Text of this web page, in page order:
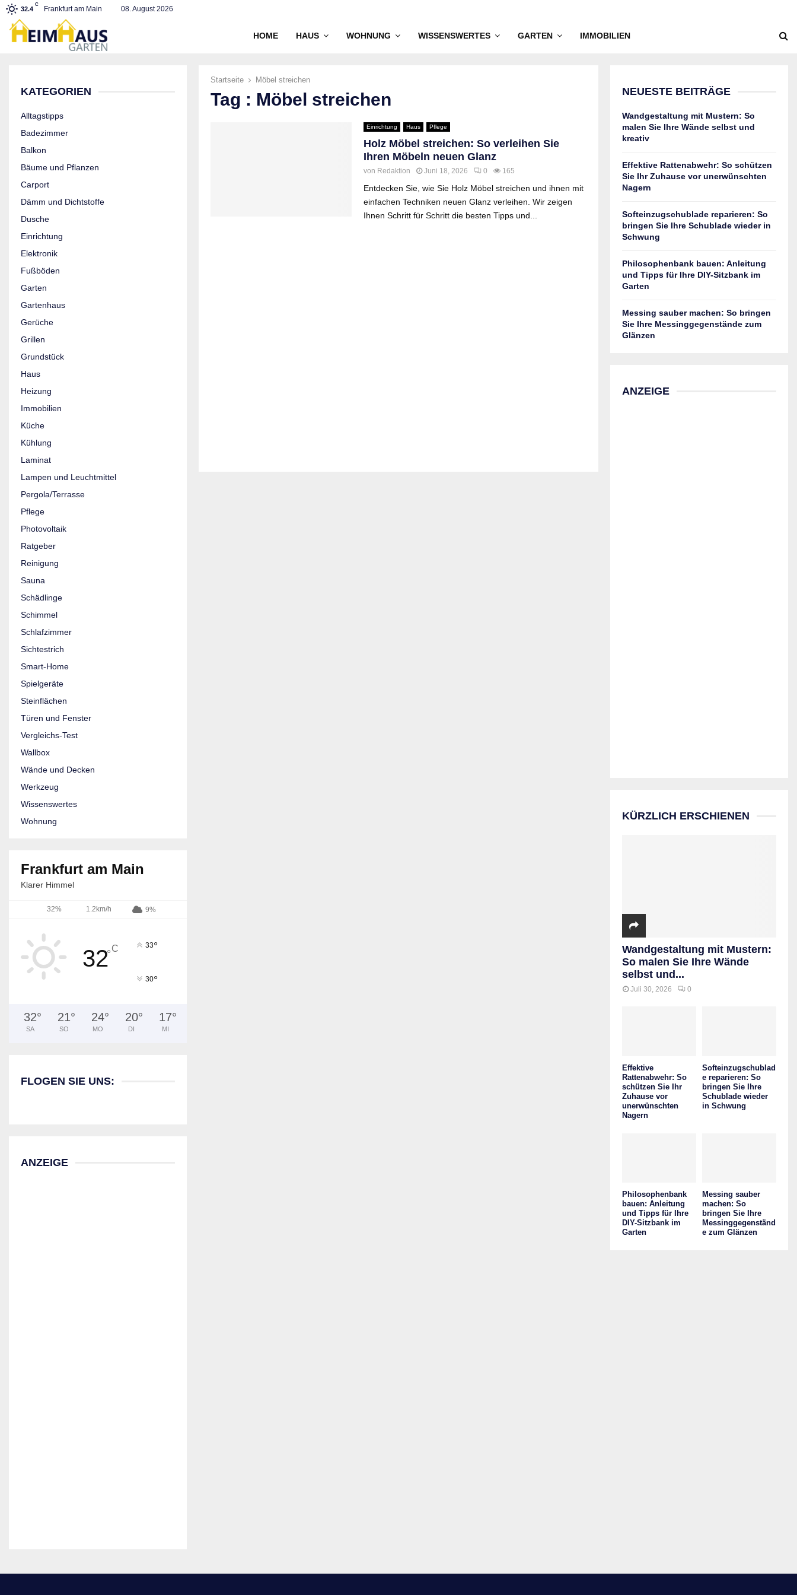
32.4
C
Frankfurt am Main 08. August 2026
HOME HAUS WOHNUNG WISSENSWERTES GARTEN IMMOBILIEN
Startseite Möbel streichen
Tag : Möbel streichen
Einrichtung Haus Pflege
Holz Möbel streichen: So verleihen Sie
Ihren Möbeln neuen Glanz
von Redaktion Juni 18, 2026 0 165
Entdecken Sie, wie Sie Holz Möbel streichen und ihnen mit
einfachen Techniken neuen Glanz verleihen. Wir zeigen
Ihnen Schritt für Schritt die besten Tipps und...
KATEGORIEN
Alltagstipps
Badezimmer
Balkon
Bäume und Pflanzen
Carport
Dämm und Dichtstoffe
Dusche
Einrichtung
Elektronik
Fußböden
Garten
Gartenhaus
Gerüche
Grillen
Grundstück
Haus
Heizung
Immobilien
Küche
Kühlung
Laminat
Lampen und Leuchtmittel
Pergola/Terrasse
Pflege
Photovoltaik
Ratgeber
Reinigung
Sauna
Schädlinge
Schimmel
Schlafzimmer
Sichtestrich
Smart-Home
Spielgeräte
Steinflächen
Türen und Fenster
Vergleichs-Test
Wallbox
Wände und Decken
Werkzeug
Wissenswertes
Wohnung
Frankfurt am Main
Klarer Himmel
32% 1.2km/h 9%
32°C 33°
30°
32°
SA
21°
SO
24°
MO
20°
DI
17°
MI
FLOGEN SIE UNS:
ANZEIGE
NEUESTE BEITRÄGE
Wandgestaltung mit Mustern: So
malen Sie Ihre Wände selbst und
kreativ
Effektive Rattenabwehr: So schützen
Sie Ihr Zuhause vor unerwünschten
Nagern
Softeinzugschublade reparieren: So
bringen Sie Ihre Schublade wieder in
Schwung
Philosophenbank bauen: Anleitung
und Tipps für Ihre DIY-Sitzbank im
Garten
Messing sauber machen: So bringen
Sie Ihre Messinggegenstände zum
Glänzen
ANZEIGE
KÜRZLICH ERSCHIENEN
Wandgestaltung mit Mustern:
So malen Sie Ihre Wände
selbst und...
Juli 30, 2026 0
Effektive
Rattenabwehr: So
schützen Sie Ihr
Zuhause vor
unerwünschten
Nagern
Softeinzugschublad
e reparieren: So
bringen Sie Ihre
Schublade wieder
in Schwung
Philosophenbank
bauen: Anleitung
und Tipps für Ihre
DIY-Sitzbank im
Garten
Messing sauber
machen: So
bringen Sie Ihre
Messinggegenständ
e zum Glänzen